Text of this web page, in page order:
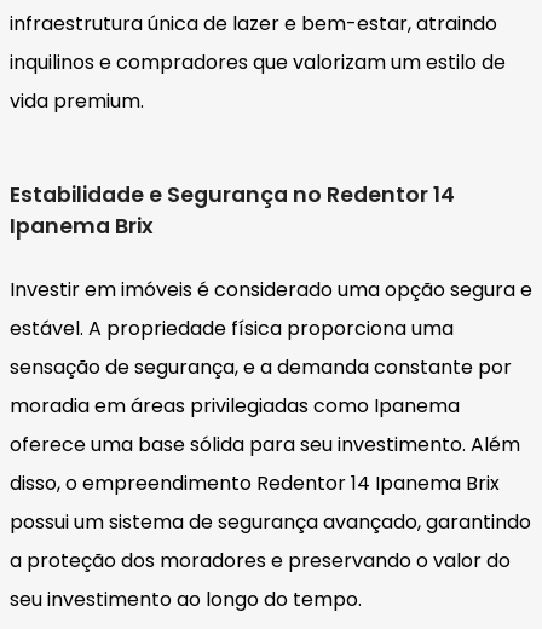
infraestrutura única de lazer e bem-estar, atraindo
inquilinos e compradores que valorizam um estilo de
vida premium.
Estabilidade e Segurança no Redentor 14
Ipanema Brix
Investir em imóveis é considerado uma opção segura e
estável. A propriedade física proporciona uma
sensação de segurança, e a demanda constante por
moradia em áreas privilegiadas como Ipanema
oferece uma base sólida para seu investimento. Além
disso, o empreendimento Redentor 14 Ipanema Brix
possui um sistema de segurança avançado, garantindo
a proteção dos moradores e preservando o valor do
seu investimento ao longo do tempo.